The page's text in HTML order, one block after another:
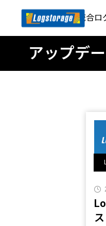
SIEM・統合ロ
アップデ
ス